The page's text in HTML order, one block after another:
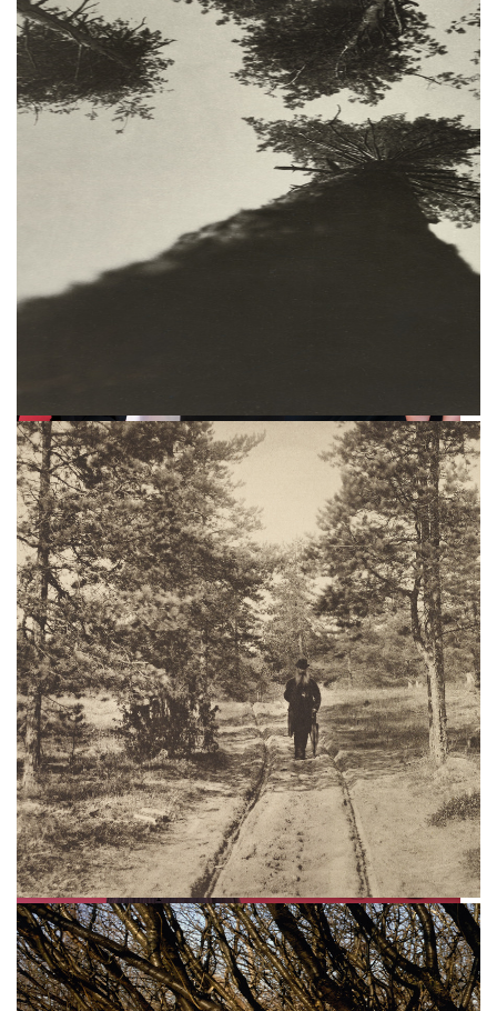
Фотографии Евгения Вишнякова, Николая
Мещерина, Игоря Грабаря, Александра
Родченко и других — на выставке
«Природа фотографии» в Третьяковской
галерее.Проект создан при участии
победителей конкурса Huawei XMAGE.
В экспозицию вошли около 130 работ более
30 авторов — от конца XIX века до наших
дней. Выставка показывает, как фотография
прошла путь от изображения природы
в традициях живописи до самостоятельного
художественного языка. Среди
представленных работ — пикториализм
Николая Андреева, пейзажи Валаама
Анатолия Ерина, эксперименты
с композицией и ракурсом Александра
Родченко, панорамы Николая Кулебякина,
а также фотографии перформансов группы
ТЕКСТ:ДАША СОЛОМАТИНА